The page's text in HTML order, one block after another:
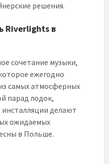
решения.
Riverlights в
сочетание музыки,
ежегодно
самых атмосферных
парад лодок,
делают
ожидаемых
в Польше.